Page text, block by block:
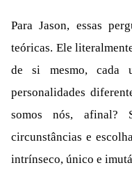
Para Jason, essas
teóricas. Ele
de si mesmo, cada
personalidades
somos nós, afinal?
circunstâncias e
intrínseco, único e